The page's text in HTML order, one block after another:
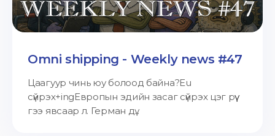
Omni shipping - Weekly news #47
Цаагуур чинь юу болоод байна?Eu
сүйрэх+ingЕвропын эдийн засаг сүйрэх цэг рүү
гээ явсаар л. Герман дү...